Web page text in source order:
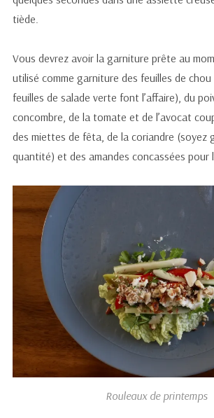
tiède.
Vous devrez avoir la garniture prête au
utilisé comme garniture des feuilles de chou
feuilles de salade verte font l’affaire), du
concombre, de la tomate et de l’avocat
des miettes de fêta, de la coriandre (soyez
quantité) et des amandes concassées pour
Rouleaux de printemps